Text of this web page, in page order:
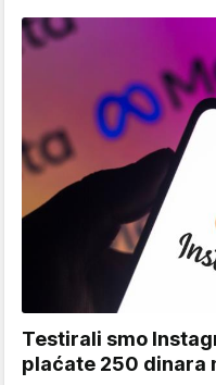
Testirali smo
plaćate 250 dinara